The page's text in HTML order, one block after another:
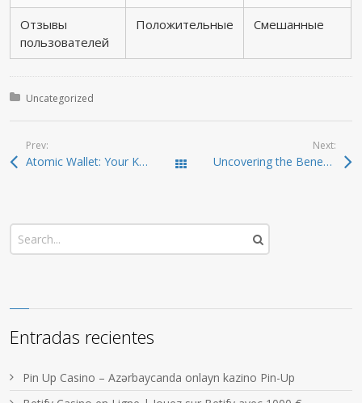
Отзывы
пользователей
Положительные Смешанные
Posted in:
Uncategorized
Prev:
Atomic Wallet: Your Key to Seamless Crypto Transactions Todas las entradas
Next:
Uncovering the Benefits of Using Dexscreener for Traders
Entradas recientes
Pin Up Casino – Azərbaycanda onlayn kazino Pin-Up